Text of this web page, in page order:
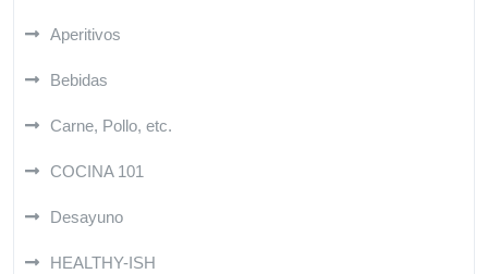
Aperitivos
Bebidas
Carne, Pollo, etc.
COCINA 101
Desayuno
HEALTHY-ISH